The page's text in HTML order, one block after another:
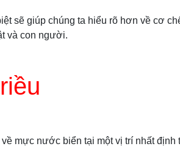
sẽ giúp chúng ta hiểu rõ hơn về cơ
và con người.
mực nước biển tại một vị trí nhất định